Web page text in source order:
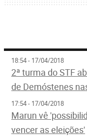
18:54 - 17/04/2018
2ª turma do STF
de Demóstenes
17:54 - 17/04/2018
Marun vê
vencer as eleições'